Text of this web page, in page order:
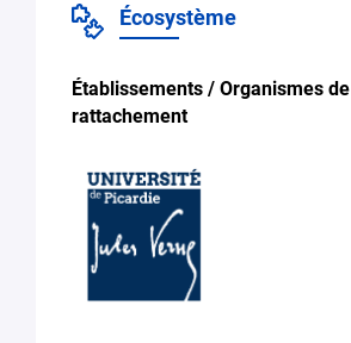
Écosystème
Établissements / Organismes de
rattachement